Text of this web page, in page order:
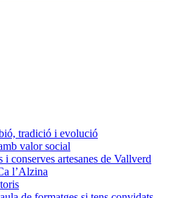
tradició i evolució
valor social
conserves artesanes de Vallverd
l’Alzina